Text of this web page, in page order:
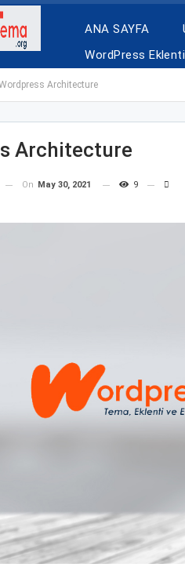
ANA SAYFA
WordPress Eklenti
Architecture
Architecture
On May 30, 2021 9